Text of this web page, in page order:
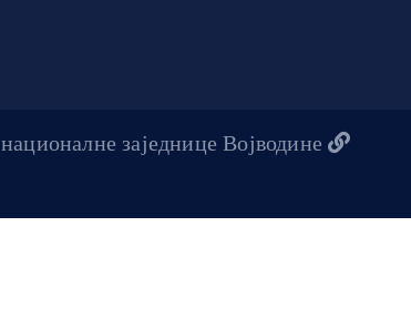
заједнице Војводине